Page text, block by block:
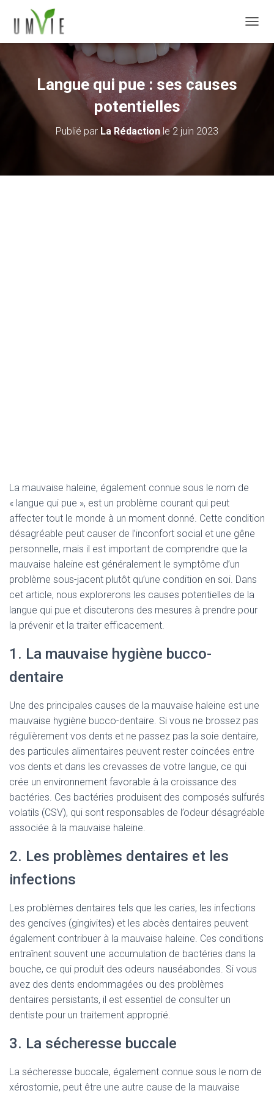
Langue qui pue : ses causes
potentielles
Publié par La Rédaction le2 juin 2023
La mauvaise haleine, également connue sous le nom de
« langue qui pue », est un problème courant qui peut
affecter tout le monde à un moment donné. Cette condition
désagréable peut causer de l’inconfort social et une gêne
personnelle, mais il est important de comprendre que la
mauvaise haleine est généralement le symptôme d’un
problème sous-jacent plutôt qu’une condition en soi. Dans
cet article, nous explorerons les causes potentielles de la
langue qui pue et discuterons des mesures à prendre pour
la prévenir et la traiter efficacement.
1. La mauvaise hygiène bucco-
dentaire
Une des principales causes de la mauvaise haleine est une
mauvaise hygiène bucco-dentaire. Si vous ne brossez pas
régulièrement vos dents et ne passez pas la soie dentaire,
des particules alimentaires peuvent rester coincées entre
vos dents et dans les crevasses de votre langue, ce qui
crée un environnement favorable à la croissance des
bactéries. Ces bactéries produisent des composés sulfurés
volatils (CSV), qui sont responsables de l’odeur désagréable
associée à la mauvaise haleine.
2. Les problèmes dentaires et les
infections
Les problèmes dentaires tels que les caries, les infections
des gencives (gingivites) et les abcès dentaires peuvent
également contribuer à la mauvaise haleine. Ces conditions
entraînent souvent une accumulation de bactéries dans la
bouche, ce qui produit des odeurs nauséabondes. Si vous
avez des dents endommagées ou des problèmes
dentaires persistants, il est essentiel de consulter un
dentiste pour un traitement approprié.
3. La sécheresse buccale
La sécheresse buccale, également connue sous le nom de
xérostomie, peut être une autre cause de la mauvaise